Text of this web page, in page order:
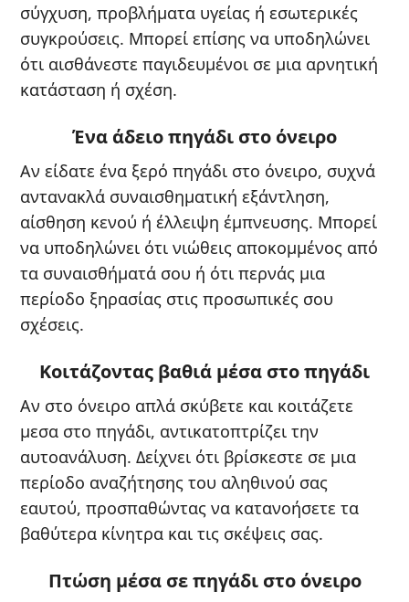
σύγχυση, προβλήματα υγείας ή εσωτερικές
συγκρούσεις. Μπορεί επίσης να υποδηλώνει
ότι αισθάνεστε παγιδευμένοι σε μια αρνητική
κατάσταση ή σχέση.
Ένα άδειο πηγάδι στο όνειρο
Αν είδατε ένα ξερό πηγάδι στο όνειρο, συχνά
αντανακλά συναισθηματική εξάντληση,
αίσθηση κενού ή έλλειψη έμπνευσης. Μπορεί
να υποδηλώνει ότι νιώθεις αποκομμένος από
τα συναισθήματά σου ή ότι περνάς μια
περίοδο ξηρασίας στις προσωπικές σου
σχέσεις.
Κοιτάζοντας βαθιά μέσα στο πηγάδι
Αν στο όνειρο απλά σκύβετε και κοιτάζετε
μεσα στο πηγάδι, αντικατοπτρίζει την
αυτοανάλυση. Δείχνει ότι βρίσκεστε σε μια
περίοδο αναζήτησης του αληθινού σας
εαυτού, προσπαθώντας να κατανοήσετε τα
βαθύτερα κίνητρα και τις σκέψεις σας.
Πτώση μέσα σε πηγάδι στο όνειρο